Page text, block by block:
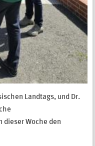
Landtags, und Dr.
dieser Woche den